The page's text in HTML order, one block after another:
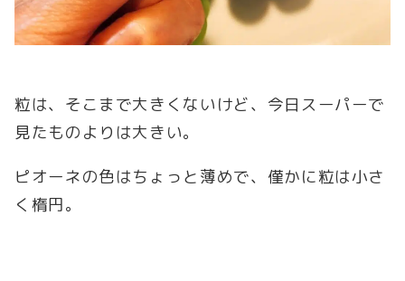
粒は、そこまで大きくないけど、今日スーパーで
見たものよりは大きい。
ピオーネの色はちょっと薄めで、僅かに粒は小さ
く楕円。